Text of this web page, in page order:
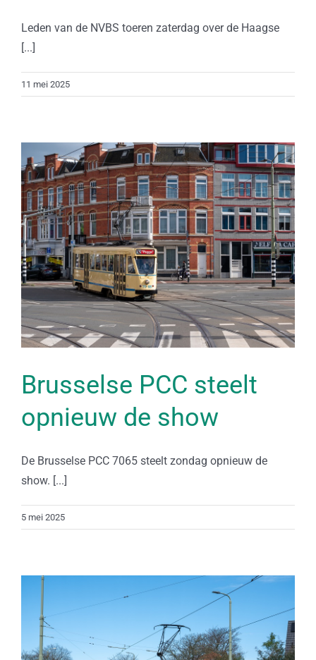
Leden van de NVBS toeren zaterdag over de Haagse
[...]
11 mei 2025
Brusselse PCC steelt
opnieuw de show
De Brusselse PCC 7065 steelt zondag opnieuw de
show. [...]
5 mei 2025